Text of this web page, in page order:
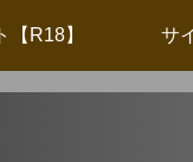
【R18】 サ